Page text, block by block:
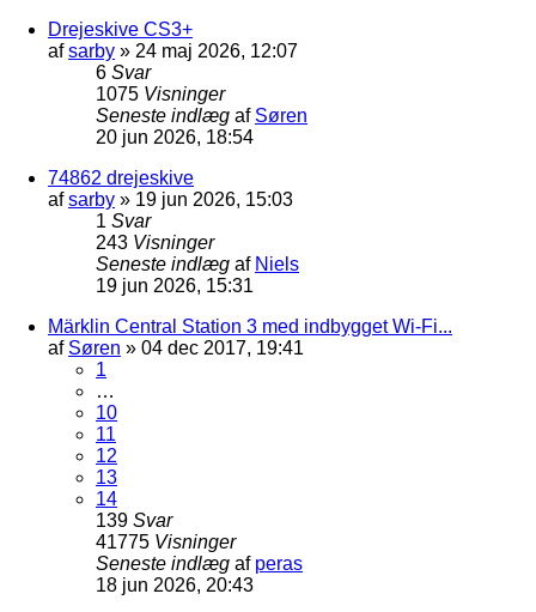
Drejeskive CS3+
afsarby » 24 maj 2026, 12:07
6 Svar
1075 Visninger
Seneste indlæg af Søren
20 jun 2026, 18:54
74862 drejeskive
afsarby » 19 jun 2026, 15:03
1 Svar
243 Visninger
Seneste indlæg af Niels
19 jun 2026, 15:31
Märklin Central Station 3 med indbygget Wi-Fi...
af Søren » 04 dec 2017, 19:41
1
…
10
11
12
13
14
139 Svar
41775 Visninger
Seneste indlæg af peras
18 jun 2026, 20:43